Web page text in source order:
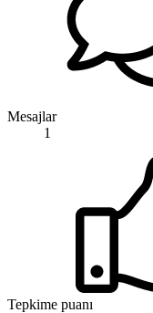
Mesajlar
1
Tepkime puanı